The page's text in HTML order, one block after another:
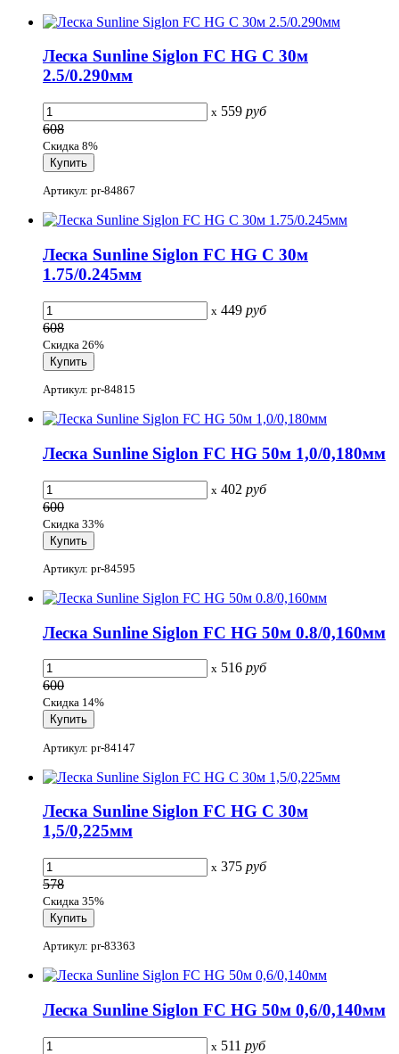
Леска Sunline Siglon FC HG C 30м
2.5/0.290мм
x 559 руб
608
Скидка 8%
Артикул: pr-84867
Леска Sunline Siglon FC HG C 30м
1.75/0.245мм
x 449 руб
608
Скидка 26%
Артикул: pr-84815
Леска Sunline Siglon FC HG 50м 1,0/0,180мм
x 402 руб
600
Скидка 33%
Артикул: pr-84595
Леска Sunline Siglon FC HG 50м 0.8/0,160мм
x 516 руб
600
Скидка 14%
Артикул: pr-84147
Леска Sunline Siglon FC HG C 30м
1,5/0,225мм
x 375 руб
578
Скидка 35%
Артикул: pr-83363
Леска Sunline Siglon FC HG 50м 0,6/0,140мм
x 511 руб